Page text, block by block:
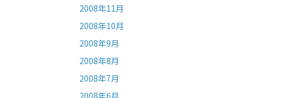
2008年11月
2008年10月
2008年9月
2008年8月
2008年7月
2008年6月